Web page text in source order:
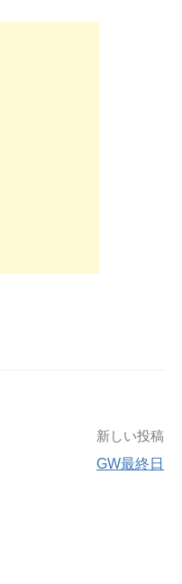
新しい投稿
GW最終日